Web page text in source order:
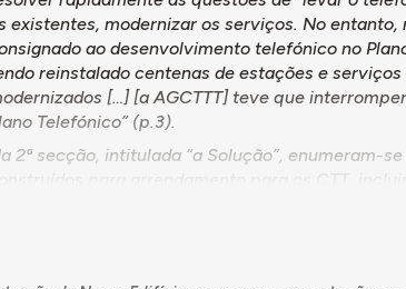
existentes, modernizar os serviços. No
ao desenvolvimento telefónico no
reinstalado centenas de estações e
[…] [a AGCTTT] teve que
Telefónico” (p.3).
2ª secção, intitulada “a Solução”, enumeram-
se os edifícios de Alijó (construído